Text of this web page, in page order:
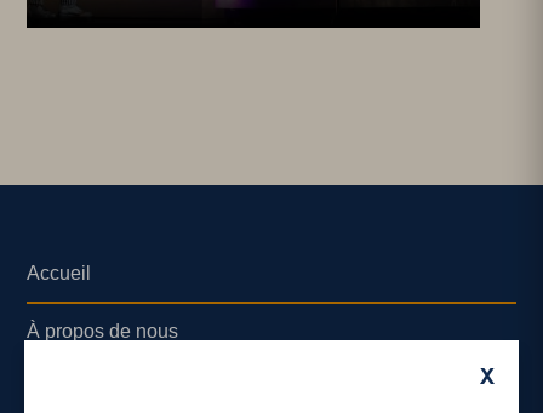
X
Accueil
À propos de nous